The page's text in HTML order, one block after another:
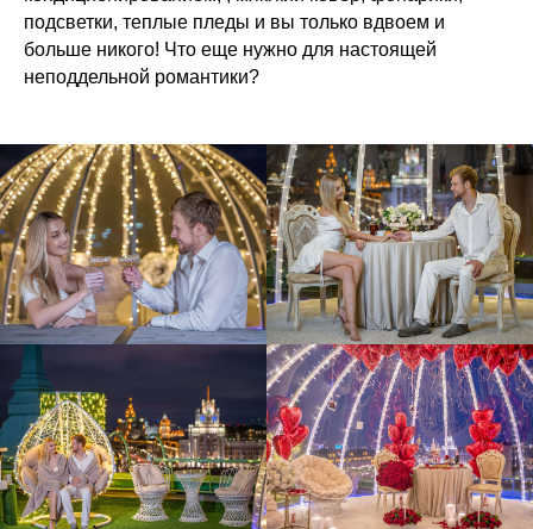
подсветки, теплые пледы и вы только вдвоем и
больше никого! Что еще нужно для настоящей
неподдельной романтики?